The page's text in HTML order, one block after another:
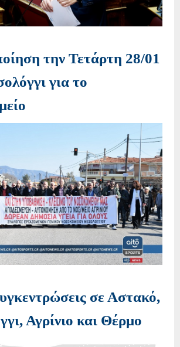
την Τετάρτη 28/01
για το
σε Αστακό,
Αγρίνιο και Θέρμο